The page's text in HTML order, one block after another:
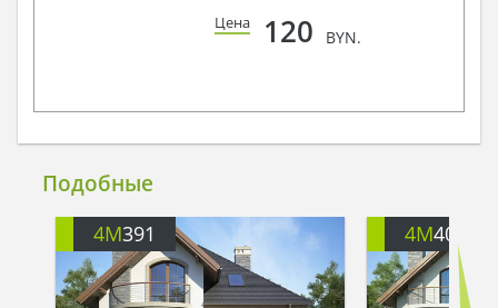
Цена 120 BYN.
Подобные
4M391 4M401